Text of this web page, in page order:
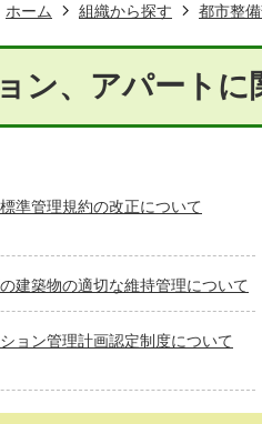
ホーム 組織から探す 都市整
ン、アパートに
準管理規約の改正について
建築物の適切な維持管理について
ョン管理計画認定制度について